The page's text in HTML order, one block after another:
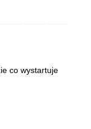
co wystartuje